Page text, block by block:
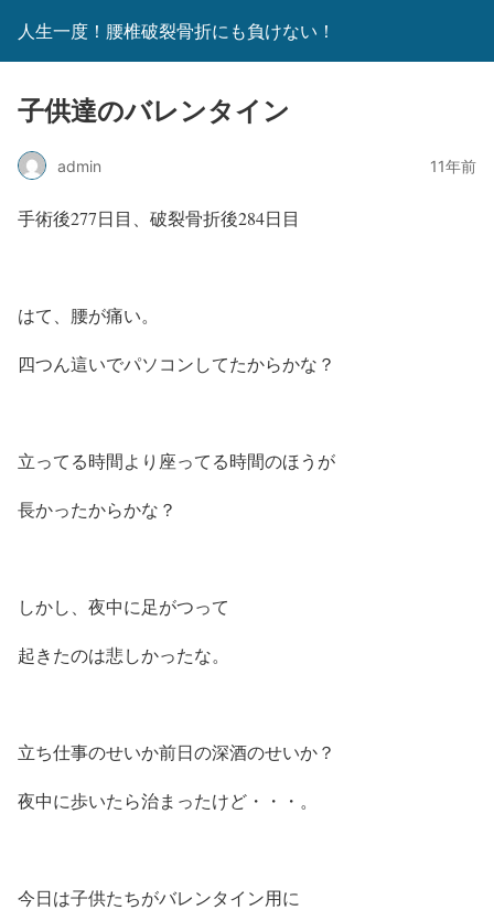
人生一度！腰椎破裂骨折にも負けない！
子供達のバレンタイン
admin 11年前
手術後277日目、破裂骨折後284日目
はて、腰が痛い。
四つん這いでパソコンしてたからかな？
立ってる時間より座ってる時間のほうが
長かったからかな？
しかし、夜中に足がつって
起きたのは悲しかったな。
立ち仕事のせいか前日の深酒のせいか？
夜中に歩いたら治まったけど・・・。
今日は子供たちがバレンタイン用に